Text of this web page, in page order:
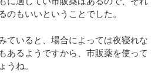
のもいいということでした。
ていると、場合によっては夜寝れな
あるようですから、市販薬を使って
うね。